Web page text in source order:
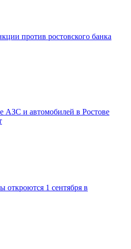
против ростовского банка
АЗС и автомобилей в Ростове
откроются 1 сентября в